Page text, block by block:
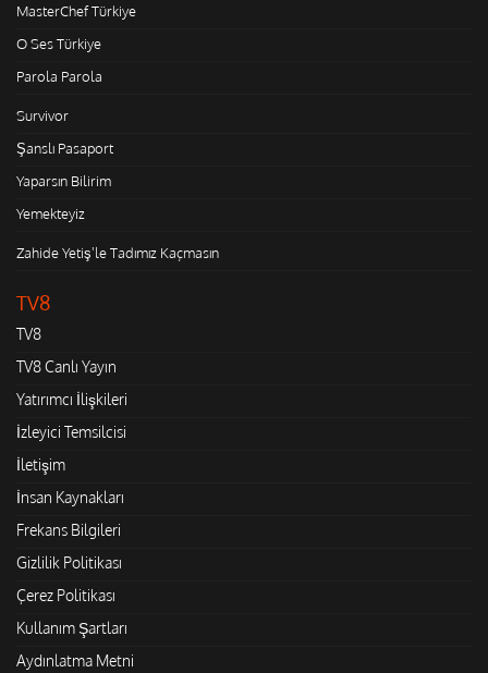
MasterChef Türkiye
O Ses Türkiye
Parola Parola
Survivor
Şanslı Pasaport
Yaparsın Bilirim
Yemekteyiz
Zahide Yetiş'le Tadımız Kaçmasın
TV8
TV8
TV8 Canlı Yayın
Yatırımcı İlişkileri
İzleyici Temsilcisi
İletişim
İnsan Kaynakları
Frekans Bilgileri
Gizlilik Politikası
Çerez Politikası
Kullanım Şartları
Aydınlatma Metni